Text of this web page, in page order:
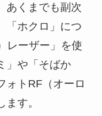
あくまでも副次
「ホクロ」につ
レーザー」を使
」や「そばか
ォトRF（オーロ
す。